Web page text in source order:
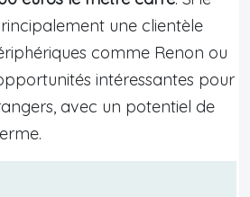
une clientèle
comme Renon ou
intéressantes pour
avec un potentiel de